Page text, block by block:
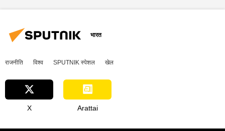
भारत
राजनीति विश्व SPUTNIK स्पेशल खेल
X Arattai